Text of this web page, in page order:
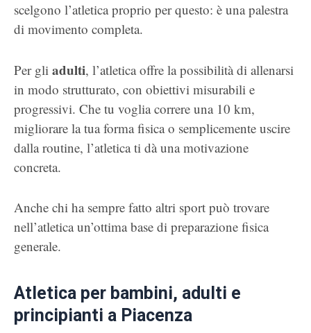
scelgono l’atletica proprio per questo: è una palestra
di movimento completa.
Per gli adulti, l’atletica offre la possibilità di allenarsi
in modo strutturato, con obiettivi misurabili e
progressivi. Che tu voglia correre una 10 km,
migliorare la tua forma fisica o semplicemente uscire
dalla routine, l’atletica ti dà una motivazione
concreta.
Anche chi ha sempre fatto altri sport può trovare
nell’atletica un’ottima base di preparazione fisica
generale.
Atletica per bambini, adulti e
principianti a Piacenza